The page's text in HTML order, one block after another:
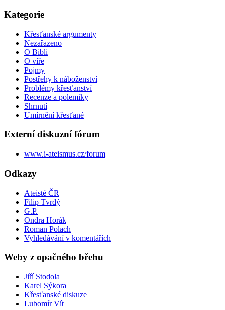
Kategorie
Křesťanské argumenty
Nezařazeno
O Bibli
O víře
Pojmy
Postřehy k náboženství
Problémy křesťanství
Recenze a polemiky
Shrnutí
Umírnění křesťané
Externí diskuzní fórum
www.i-ateismus.cz/forum
Odkazy
Ateisté ČR
Filip Tvrdý
G.P.
Ondra Horák
Roman Polach
Vyhledávání v komentářích
Weby z opačného břehu
Jiří Stodola
Karel Sýkora
Křesťanské diskuze
Lubomír Vít